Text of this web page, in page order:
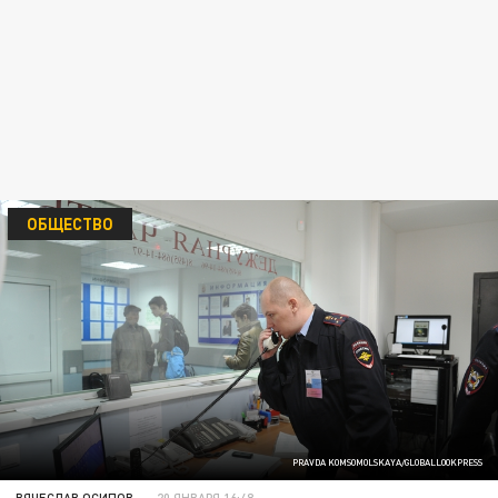
PRAVDA KOMSOMOLSKAYA/GLOBALLOOKPRESS
ОБЩЕСТВО